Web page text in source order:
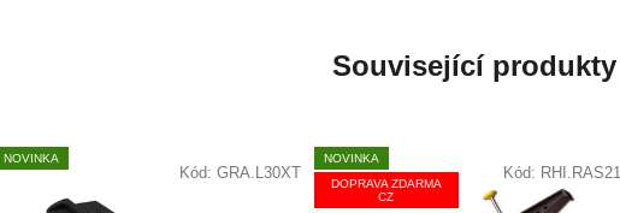
Související produkty
NOVINKA
Kód: GRA.L30XT
NOVINKA
DOPRAVA ZDARMA
CZ
Kód: RHI.RAS21